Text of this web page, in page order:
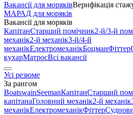
Вакансії для моряківВерифікація
МАРАД для моряків
Вакансії для моряків
КапітанСтарший помічник2-й/3-й
механік2-й механік3-й/4-й
механікЕлектромеханікБоцманФіттер
кухарМатросВсі вакансії
Усі резюме
За рангом
BoatswainSeemanКапітанСтарший
капітанаГоловний механік2-й механік
механікЕлектромеханікФіттер